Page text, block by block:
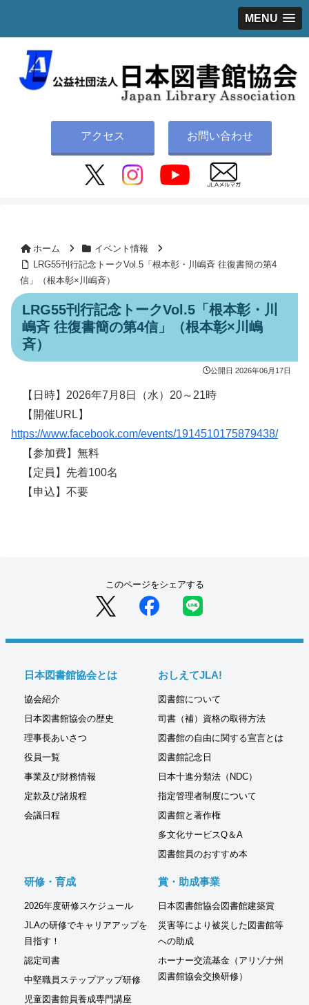
MENU
アクセス お問い合わせ
ホーム
イベント情報
LRG55刊行記念トークVol.5「根本彰・川嶋斉 往復書簡の第4
信」（根本彰×川嶋斉）
LRG55刊行記念トークVol.5「根本彰・川
嶋斉 往復書簡の第4信」（根本彰×川嶋
斉）
公開日 2026年06月17日
【日時】2026年7月8日（水）20～21時
【開催URL】
https://www.facebook.com/events/1914510175879438/
【参加費】無料
【定員】先着100名
【申込】不要
このページをシェアする
日本図書館協会とは
協会紹介
日本図書館協会の歴史
理事長あいさつ
役員一覧
事業及び財務情報
定款及び諸規程
会議日程
おしえてJLA!
図書館について
司書（補）資格の取得方法
図書館の自由に関する宣言とは
図書館記念日
日本十進分類法（NDC）
指定管理者制度について
図書館と著作権
多文化サービスQ＆A
図書館員のおすすめ本
研修・育成
2026年度研修スケジュール
JLAの研修でキャリアアップを
目指す！
認定司書
中堅職員ステップアップ研修
児童図書館員養成専門講座
賞・助成事業
日本図書館協会図書館建築賞
災害等により被災した図書館等
への助成
ホーナー交流基金（アリゾナ州
図書館協会交換研修）